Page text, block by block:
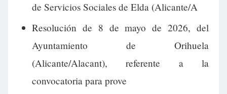
de Servicios Sociales de Elda (Alicante/A
Resolución de 8 de mayo de 2026, del
Ayuntamiento de Orihuela
(Alicante/Alacant), referente a la
convocatoria para prove